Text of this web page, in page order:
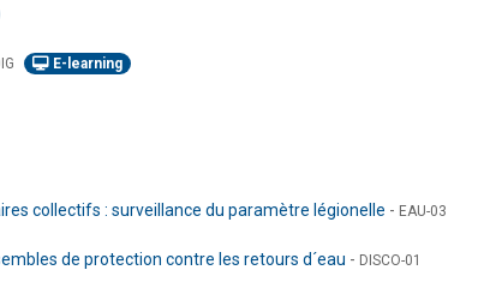
E-learning
collectifs : surveillance du paramètre légionelle - EAU-03
de protection contre les retours d´eau - DISCO-01